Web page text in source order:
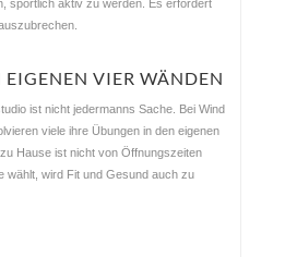
sportlich aktiv zu werden. Es erfordert
VIER WÄNDEN
ist nicht jedermanns Sache. Bei Wind
viele ihre Übungen in den eigenen
Hause ist nicht von Öffnungszeiten
wählt, wird Fit und Gesund auch zu